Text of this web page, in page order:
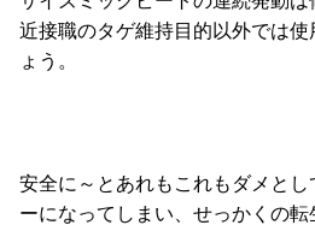
近接職のタゲ維持目的以外では
ょう。
安全に～とあれもこれもダメと
ーになってしまい、せっかくの